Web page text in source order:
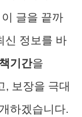
글을 끝까
신 정보를 바
기간을
, 보장을 극대
하겠습니다.